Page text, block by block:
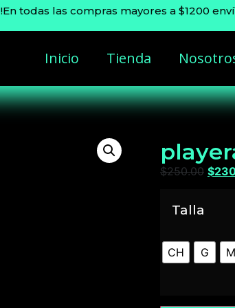
!En todas las compras mayores a $1200
Inicio Tienda
$250.00 $
Talla
CH G M